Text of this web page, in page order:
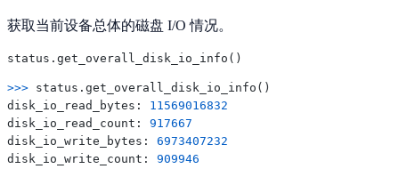
获取当前设备总体的磁盘 I/O 情况。
>>> status.get_overall_disk_io_info()
disk_io_read_bytes: 11569016832
disk_io_read_count: 917667
disk_io_write_bytes: 6973407232
disk_io_write_count: 909946